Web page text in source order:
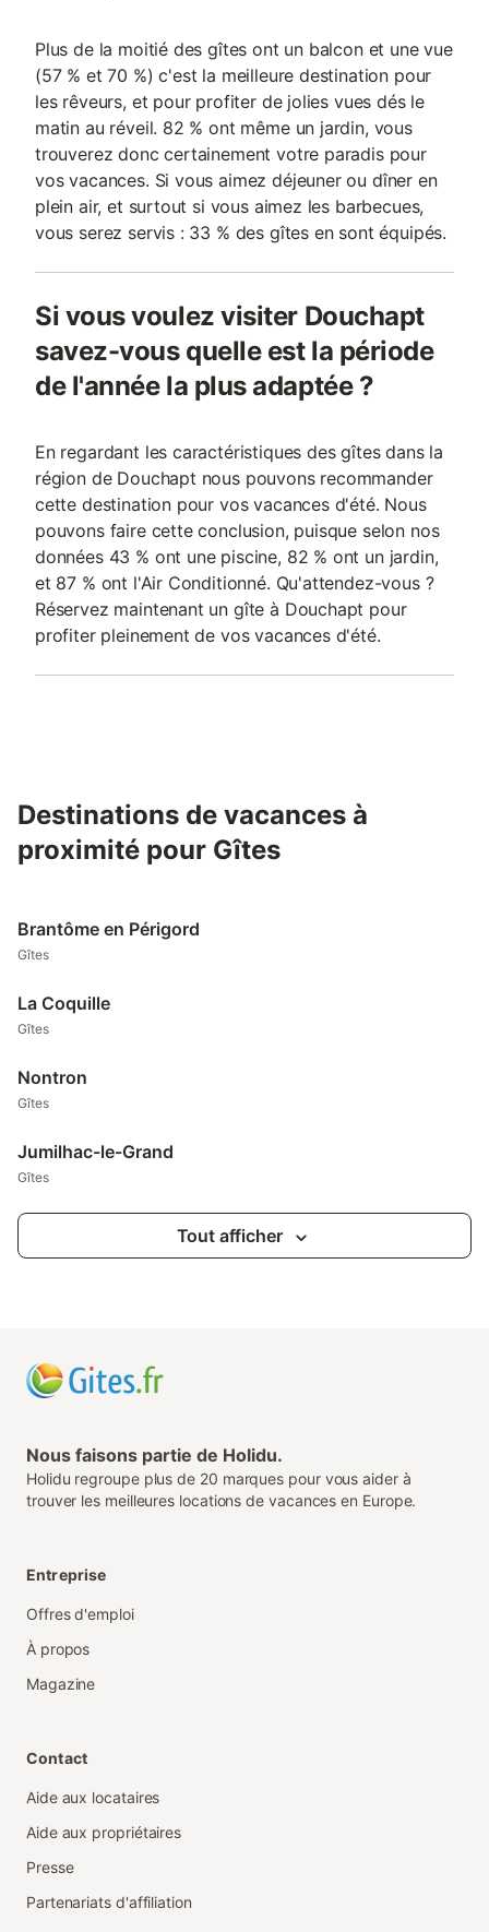
Plus de la moitié des gîtes ont un balcon et une vue
(57 % et 70 %) c'est la meilleure destination pour
les rêveurs, et pour profiter de jolies vues dés le
matin au réveil. 82 % ont même un jardin, vous
trouverez donc certainement votre paradis pour
vos vacances. Si vous aimez déjeuner ou dîner en
plein air, et surtout si vous aimez les barbecues,
vous serez servis : 33 % des gîtes en sont équipés.
Si vous voulez visiter Douchapt
savez-vous quelle est la période
de l'année la plus adaptée ?
En regardant les caractéristiques des gîtes dans la
région de Douchapt nous pouvons recommander
cette destination pour vos vacances d'été. Nous
pouvons faire cette conclusion, puisque selon nos
données 43 % ont une piscine, 82 % ont un jardin,
et 87 % ont l'Air Conditionné. Qu'attendez-vous ?
Réservez maintenant un gîte à Douchapt pour
profiter pleinement de vos vacances d'été.
Destinations de vacances à
proximité pour Gîtes
Brantôme en Périgord
Gîtes
La Coquille
Gîtes
Nontron
Gîtes
Jumilhac-le-Grand
Gîtes
Tout afficher
Nous faisons partie de Holidu.
Holidu regroupe plus de 20 marques pour vous aider à
trouver les meilleures locations de vacances en Europe.
Entreprise
Offres d'emploi
À propos
Magazine
Contact
Aide aux locataires
Aide aux propriétaires
Presse
Partenariats d'affiliation